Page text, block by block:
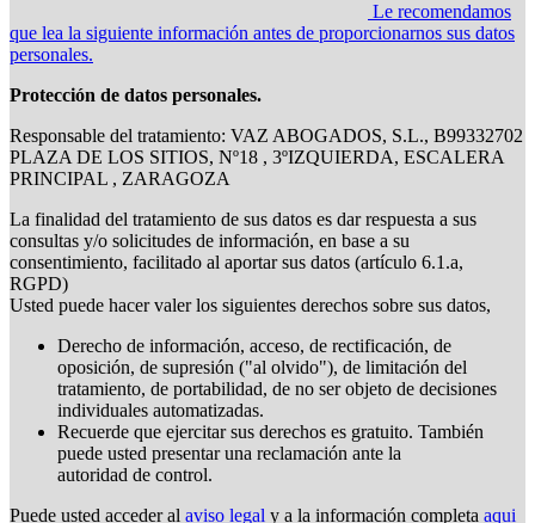
Le recomendamos
que lea la siguiente información antes de proporcionarnos sus datos
personales.
Protección de datos personales.
Responsable del tratamiento: VAZ ABOGADOS, S.L., B99332702
PLAZA DE LOS SITIOS, Nº18 , 3ºIZQUIERDA, ESCALERA
PRINCIPAL , ZARAGOZA
La finalidad del tratamiento de sus datos es dar respuesta a sus
consultas y/o solicitudes de información, en base a su
consentimiento, facilitado al aportar sus datos (artículo 6.1.a,
RGPD)
Usted puede hacer valer los siguientes derechos sobre sus datos,
Derecho de información, acceso, de rectificación, de
oposición, de supresión ("al olvido"), de limitación del
tratamiento, de portabilidad, de no ser objeto de decisiones
individuales automatizadas.
Recuerde que ejercitar sus derechos es gratuito. También
puede usted presentar una reclamación ante la
autoridad de control.
Puede usted acceder al aviso legal y a la información completa aqui